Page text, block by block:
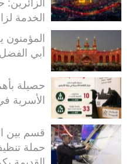
الخدمة
المؤمنون
أبي
حصيلة
الأسرية
قسم بين
حملة